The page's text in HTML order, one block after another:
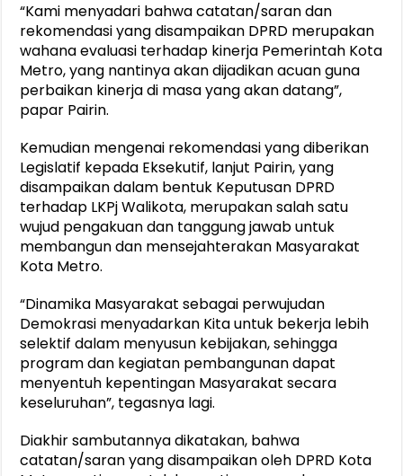
“Kami menyadari bahwa catatan/saran dan
rekomendasi yang disampaikan DPRD merupakan
wahana evaluasi terhadap kinerja Pemerintah Kota
Metro, yang nantinya akan dijadikan acuan guna
perbaikan kinerja di masa yang akan datang”,
papar Pairin.
Kemudian mengenai rekomendasi yang diberikan
Legislatif kepada Eksekutif, lanjut Pairin, yang
disampaikan dalam bentuk Keputusan DPRD
terhadap LKPj Walikota, merupakan salah satu
wujud pengakuan dan tanggung jawab untuk
membangun dan mensejahterakan Masyarakat
Kota Metro.
“Dinamika Masyarakat sebagai perwujudan
Demokrasi menyadarkan Kita untuk bekerja lebih
selektif dalam menyusun kebijakan, sehingga
program dan kegiatan pembangunan dapat
menyentuh kepentingan Masyarakat secara
keseluruhan”, tegasnya lagi.
Diakhir sambutannya dikatakan, bahwa
catatan/saran yang disampaikan oleh DPRD Kota